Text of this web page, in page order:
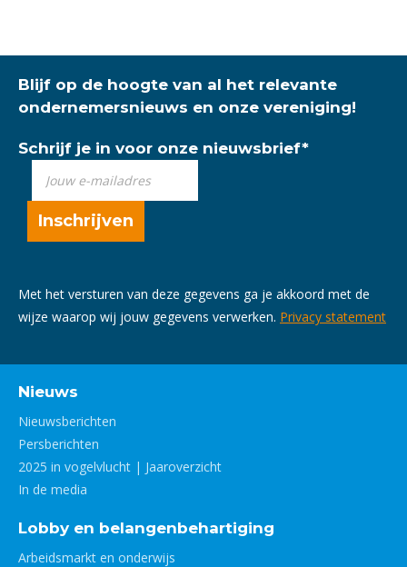
Blijf op de hoogte van al het relevante
ondernemersnieuws en onze vereniging!
Schrijf je in voor onze nieuwsbrief*
Met het versturen van deze gegevens ga je akkoord met de
wijze waarop wij jouw gegevens verwerken. Privacy statement
Nieuws
Nieuwsberichten
Persberichten
2025 in vogelvlucht | Jaaroverzicht
In de media
Lobby en belangenbehartiging
Arbeidsmarkt en onderwijs